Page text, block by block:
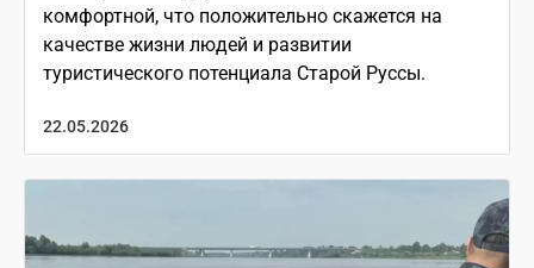
комфортной, что положительно скажется на
качестве жизни людей и развитии
туристического потенциала Старой Руссы.
22.05.2026